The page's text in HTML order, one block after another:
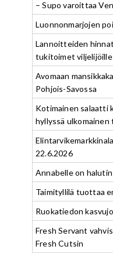
– Supo varoittaa
Luonnonmarjojen
Lannoitteiden
tukitoimet viljelijöille
Avomaan
Pohjois-Savossa
Kotimainen salaatti
hyllyssä
22.6.2026
Annabelle on
Taimityllilä tuottaa
Ruokatiedon
Fresh Servant
Fresh Cutsin